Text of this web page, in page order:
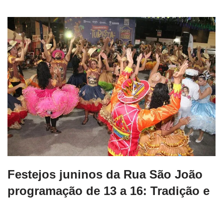
Festejos juninos da Rua São João
programação de 13 a 16: Tradição e